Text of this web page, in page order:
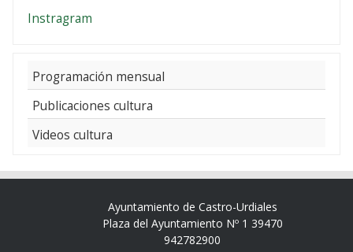
Instragram
Programación mensual
Publicaciones cultura
Videos cultura
Ayuntamiento de Castro-Urdiales
Plaza del Ayuntamiento Nº 1 39470
942782900